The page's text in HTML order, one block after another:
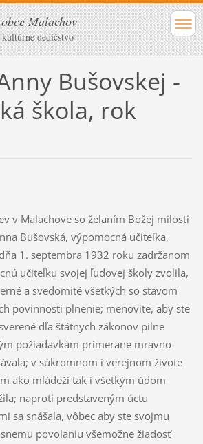
Malachov
dedičstvo
Bušovskej -
škola, rok
v Malachove so želaním Božej milosti
Bušovská, výpomocná učiteľka,
1. septembra 1932 roku zadržanom
učiteľku svojej ľudovej školy zvolila,
a svedomité všetkých so stavom
povinnosti plnenie; menovite, aby ste
dľa štátnych zákonov pilne
požiadavkám primerane mravno-
v súkromnom i verejnom živote
ako mládeži tak i všetkým údom
naproti predstaveným úctu
sa snášala, vôbec aby ste svojmu
povolaniu všemožne žiadosť